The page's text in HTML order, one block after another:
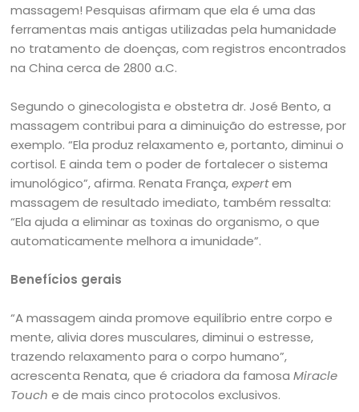
massagem! Pesquisas afirmam que ela é uma das
ferramentas mais antigas utilizadas pela humanidade
no tratamento de doenças, com registros encontrados
na China cerca de 2800 a.C.
Segundo o ginecologista e obstetra dr. José Bento, a
massagem contribui para a diminuição do estresse, por
exemplo. “Ela produz relaxamento e, portanto, diminui o
cortisol. E ainda tem o poder de fortalecer o sistema
imunológico”, afirma. Renata França,expertem
massagem de resultado imediato, também ressalta:
“Ela ajuda a eliminar as toxinas do organismo, o que
automaticamente melhora a imunidade”.
Benefícios gerais
“A massagem ainda promove equilíbrio entre corpo e
mente, alivia dores musculares, diminui o estresse,
trazendo relaxamento para o corpo humano”,
acrescenta Renata, que é criadora da famosaMiracle
Touch e de mais cinco protocolos exclusivos.